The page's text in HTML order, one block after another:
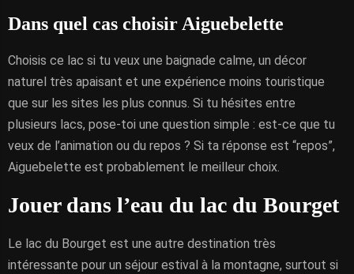
Dans quel cas choisir Aiguebelette
Choisis ce lac si tu veux une baignade calme, un décor
naturel très apaisant et une expérience moins touristique
que sur les sites les plus connus. Si tu hésites entre
plusieurs lacs, pose-toi une question simple : est-ce que tu
veux de l’animation ou du repos ? Si ta réponse est “repos”,
Aiguebelette est probablement le meilleur choix.
Jouer dans l’eau du lac du Bourget
Le lac du Bourget est une autre destination très
intéressante pour un séjour estival à la montagne, surtout si